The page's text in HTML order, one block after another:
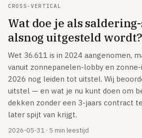
Tibber
Greenchoice
Vandebron
Eneco
INTERNET & TV
Internet vergelijken
Zakelijk internet
CROSS-VERTICAL
Wat doe je als
alsnog uitgesteld wordt?
Wet 36.611 is in 2024 aangenomen,
vanuit zonnepanelen-lobby en
2026 nog leiden tot uitstel. Wij
uitstel — en wat je nu kunt doen om
dekken zonder een 3-jaars contract
later spijt van krijgt.
2026-05-31 · 5 min leestijd